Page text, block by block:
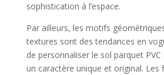
sophistication à l’espace.
Par ailleurs, les motifs
textures sont des tendances en
de personnaliser le sol parquet
un caractère unique et original.